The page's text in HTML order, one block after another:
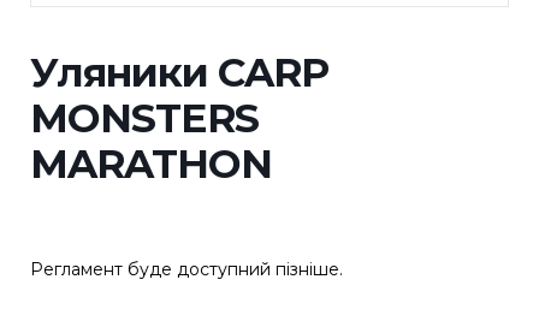
Уляники CARP
MONSTERS
MARATHON
Регламент буде доступний пізніше.